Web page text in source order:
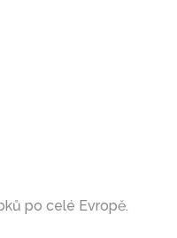
po celé Evropě.